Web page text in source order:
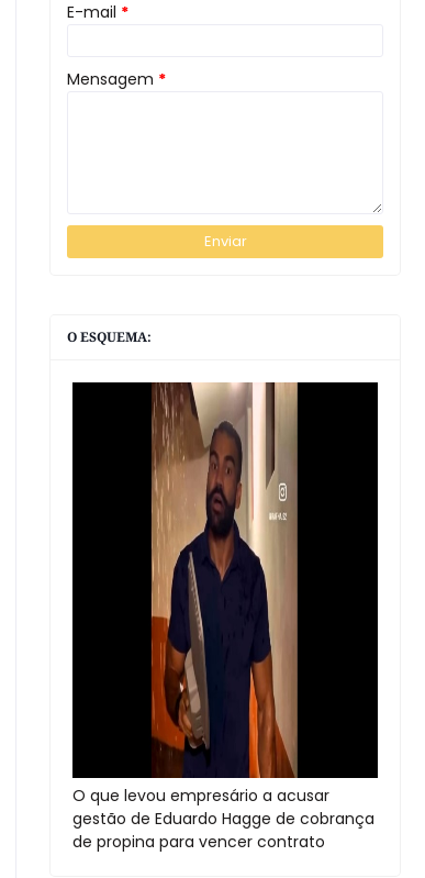
E-mail *
Mensagem *
O ESQUEMA:
O que levou empresário a acusar
gestão de Eduardo Hagge de cobrança
de propina para vencer contrato